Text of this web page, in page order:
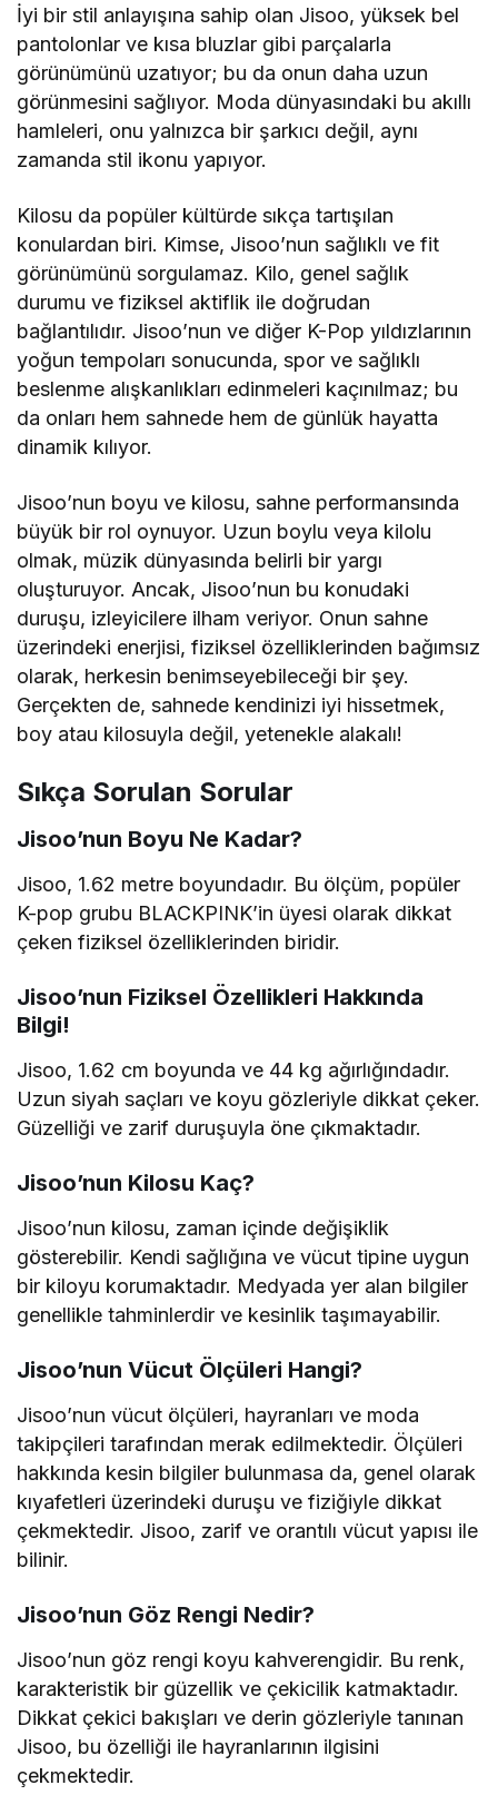
İyi bir stil anlayışına sahip olan Jisoo, yüksek bel
pantolonlar ve kısa bluzlar gibi parçalarla
görünümünü uzatıyor; bu da onun daha uzun
görünmesini sağlıyor. Moda dünyasındaki bu akıllı
hamleleri, onu yalnızca bir şarkıcı değil, aynı
zamanda stil ikonu yapıyor.
Kilosu da popüler kültürde sıkça tartışılan
konulardan biri. Kimse, Jisoo’nun sağlıklı ve fit
görünümünü sorgulamaz. Kilo, genel sağlık
durumu ve fiziksel aktiflik ile doğrudan
bağlantılıdır. Jisoo’nun ve diğer K-Pop yıldızlarının
yoğun tempoları sonucunda, spor ve sağlıklı
beslenme alışkanlıkları edinmeleri kaçınılmaz; bu
da onları hem sahnede hem de günlük hayatta
dinamik kılıyor.
Jisoo’nun boyu ve kilosu, sahne performansında
büyük bir rol oynuyor. Uzun boylu veya kilolu
olmak, müzik dünyasında belirli bir yargı
oluşturuyor. Ancak, Jisoo’nun bu konudaki
duruşu, izleyicilere ilham veriyor. Onun sahne
üzerindeki enerjisi, fiziksel özelliklerinden bağımsız
olarak, herkesin benimseyebileceği bir şey.
Gerçekten de, sahnede kendinizi iyi hissetmek,
boy atau kilosuyla değil, yetenekle alakalı!
Sıkça Sorulan Sorular
Jisoo’nun Boyu Ne Kadar?
Jisoo, 1.62 metre boyundadır. Bu ölçüm, popüler
K-pop grubu BLACKPINK’in üyesi olarak dikkat
çeken fiziksel özelliklerinden biridir.
Jisoo’nun Fiziksel Özellikleri Hakkında
Bilgi!
Jisoo, 1.62 cm boyunda ve 44 kg ağırlığındadır.
Uzun siyah saçları ve koyu gözleriyle dikkat çeker.
Güzelliği ve zarif duruşuyla öne çıkmaktadır.
Jisoo’nun Kilosu Kaç?
Jisoo’nun kilosu, zaman içinde değişiklik
gösterebilir. Kendi sağlığına ve vücut tipine uygun
bir kiloyu korumaktadır. Medyada yer alan bilgiler
genellikle tahminlerdir ve kesinlik taşımayabilir.
Jisoo’nun Vücut Ölçüleri Hangi?
Jisoo’nun vücut ölçüleri, hayranları ve moda
takipçileri tarafından merak edilmektedir. Ölçüleri
hakkında kesin bilgiler bulunmasa da, genel olarak
kıyafetleri üzerindeki duruşu ve fiziğiyle dikkat
çekmektedir. Jisoo, zarif ve orantılı vücut yapısı ile
bilinir.
Jisoo’nun Göz Rengi Nedir?
Jisoo’nun göz rengi koyu kahverengidir. Bu renk,
karakteristik bir güzellik ve çekicilik katmaktadır.
Dikkat çekici bakışları ve derin gözleriyle tanınan
Jisoo, bu özelliği ile hayranlarının ilgisini
çekmektedir.